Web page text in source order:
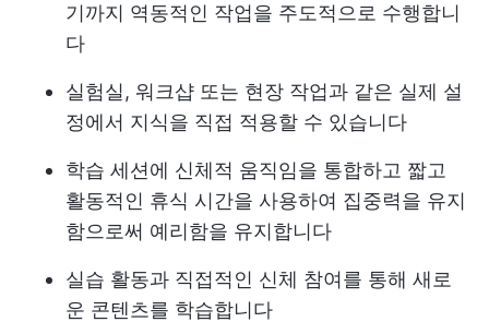
기까지 역동적인 작업을 주도적으로 수행합니
다
실험실, 워크샵 또는 현장 작업과 같은 실제 설
정에서 지식을 직접 적용할 수 있습니다
학습 세션에 신체적 움직임을 통합하고 짧고
활동적인 휴식 시간을 사용하여 집중력을 유지
함으로써 예리함을 유지합니다
실습 활동과 직접적인 신체 참여를 통해 새로
운 콘텐츠를 학습합니다